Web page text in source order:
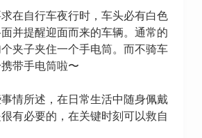
在自行车夜行时，车头必有白色
并提醒迎面而来的车辆。通常的
夹子夹住一个手电筒。而不骑车
带手电筒啦〜
情所述，在日常生活中随身佩戴
有必要的，在关键时刻可以救自